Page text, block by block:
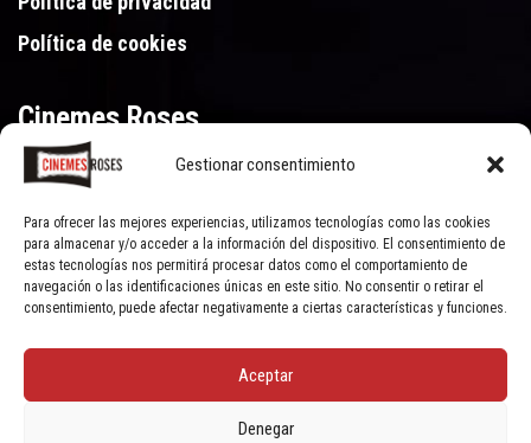
Gestionar consentimiento
Para ofrecer las mejores experiencias, utilizamos tecnologías como las cookies
para almacenar y/o acceder a la información del dispositivo. El consentimiento de
estas tecnologías nos permitirá procesar datos como el comportamiento de
navegación o las identificaciones únicas en este sitio. No consentir o retirar el
consentimiento, puede afectar negativamente a ciertas características y funciones.
Aceptar
Denegar
Política de cookies
Cinemes Roses
Gran Via de Pau Casals 250, 17480 Roses (Girona)
972 15 46 46
© Cinemes Roses - 2022, all rights reserved | Powered by